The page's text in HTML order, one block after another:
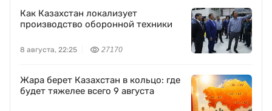
Как Казахстан локализует
производство оборонной техники
8 августа, 22:25 27170
Жара берет Казахстан в кольцо: где
будет тяжелее всего 9 августа